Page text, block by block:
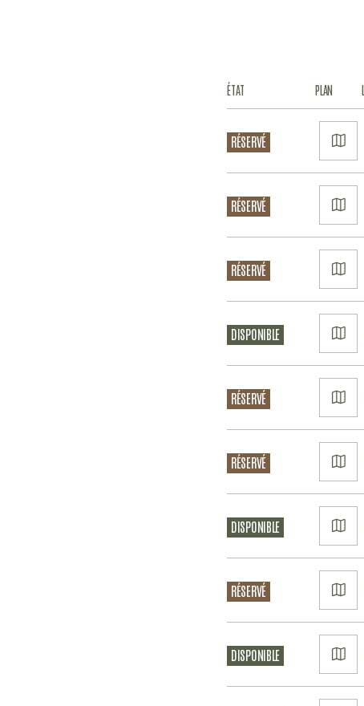
ÉTAT PLAN
RÉSERVÉ
VOIR
RÉSERVÉ
VOIR
RÉSERVÉ
VOIR
DISPONIBLE
VOIR
RÉSERVÉ
VOIR
RÉSERVÉ
VOIR
DISPONIBLE
VOIR
RÉSERVÉ
VOIR
DISPONIBLE
VOIR